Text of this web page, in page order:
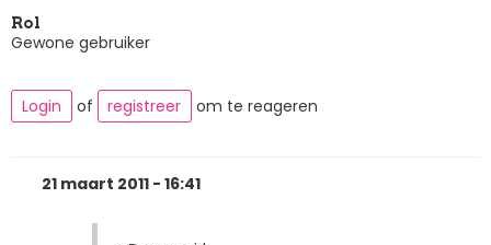
Rol
Gewone gebruiker
Login of registreer om te reageren
21 maart 2011 - 16:41